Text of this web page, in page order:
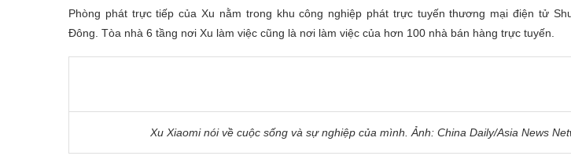
Phòng phát trực tiếp của Xu nằm trong khu công nghiệp phát trực tuyến thương mại điện tử
Đông. Tòa nhà 6 tầng nơi Xu làm việc cũng là nơi làm việc của hơn 100 nhà bán hàng trực tuyến.
Xu Xiaomi nói về cuộc sống và sự nghiệp của mình. Ảnh: China Daily/Asia News